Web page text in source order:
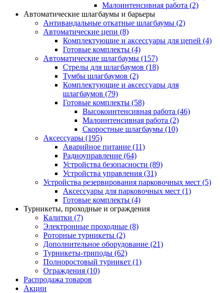
Малоинтенсивная работа (2)
Автоматические шлагбаумы и барьеры
Антивандальные откатные шлагбаумы (2)
Автоматические цепи (8)
Комплектующие и аксессуары для цепей (4)
Готовые комплекты (4)
Автоматические шлагбаумы (157)
Стрелы для шлагбаумов (18)
Тумбы шлагбаумов (2)
Комплектующие и аксессуары для
шлагбаумов (79)
Готовые комплекты (58)
Высокоинтенсивная работа (46)
Малоинтенсивная работа (2)
Скоростные шлагбаумы (10)
Аксессуары (195)
Аварийное питание (11)
Радиоуправление (64)
Устройства безопасности (89)
Устройства управления (31)
Устройства резервирования парковочных мест (5)
Аксессуары для парковочных мест (1)
Готовые комплекты (4)
Турникеты, проходные и ограждения
Калитки (7)
Электронные проходные (8)
Роторные турникеты (2)
Дополнительное оборудование (21)
Турникеты-триподы (62)
Полноростовый турникет (1)
Ограждения (10)
Распродажа товаров
Акции